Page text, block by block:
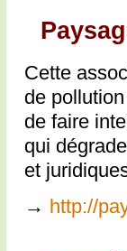
Cette
de
de faire
qui
et
→ http://